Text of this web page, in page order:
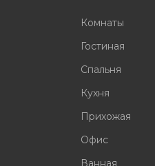
Комнаты
Гостиная
Спальня
Кухня
Прихожая
Офис
Ванная